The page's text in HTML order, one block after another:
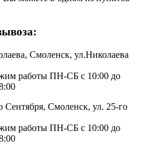
Смоленск, ул.Николаева
работы ПН-СБ с 10:00 до
Смоленск, ул. 25-го
работы ПН-СБ с 10:00 до